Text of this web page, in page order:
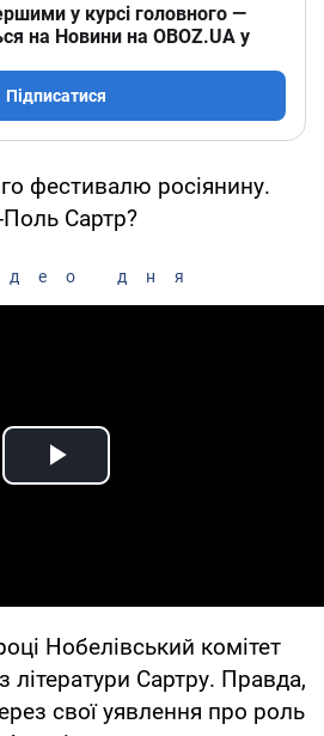
у курсі головного —
на Новини на OBOZ.UA у
Підписатися
фестивалю росіянину.
Сартр?
дня
Play Video
Нобелівський комітет
літератури Сартру. Правда,
свої уявлення про роль